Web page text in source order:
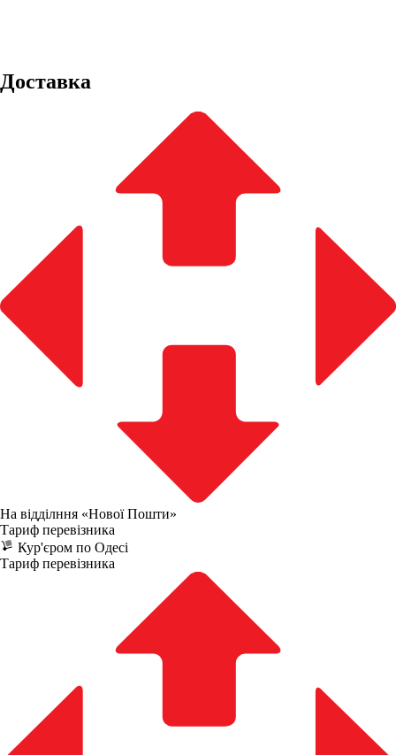
Доставка
На відділння «Нової Пошти»
Тариф перевізника
Кур'єром по Одесі
Тариф перевізника